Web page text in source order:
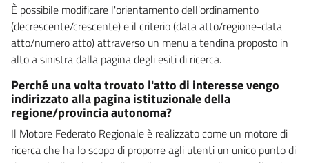
È possibile modificare l'orientamento dell'ordinamento
(decrescente/crescente) e il criterio (data atto/regione-data
atto/numero atto) attraverso un menu a tendina proposto in
alto a sinistra dalla pagina degli esiti di ricerca.
Perché una volta trovato l'atto di interesse vengo
indirizzato alla pagina istituzionale della
regione/provincia autonoma?
Il Motore Federato Regionale è realizzato come un motore di
ricerca che ha lo scopo di proporre agli utenti un unico punto di